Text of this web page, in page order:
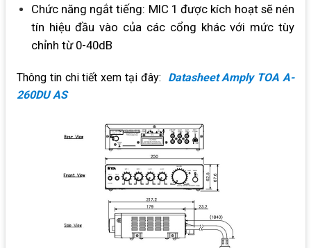
Chức năng ngắt tiếng: MIC 1 được kích hoạt sẽ nén
tín hiệu đầu vào của các cổng khác với mức tùy
chỉnh từ 0-40dB
Thông tin chi tiết xem tại đây:
Datasheet Amply TOA A-
260DU AS